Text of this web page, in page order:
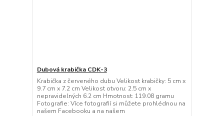
Dubová krabička CDK-3
Krabička z červeného dubu Velikost krabičky: 5 cm x
9.7 cm x 7.2 cm Velikost otvoru: 2.5 cm x
nepravidelných 6.2 cm Hmotnost: 119.08 gramu
Fotografie: Více fotografií si můžete prohlédnou na
našem Facebooku a na našem